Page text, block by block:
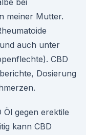
bei
meiner Mutter.
auch unter
CBD
Dosierung
Öl gegen erektile
kann CBD